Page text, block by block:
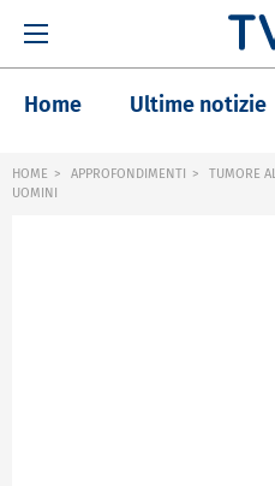
Home Ultime notizie
HOME APPROFONDIMENTI
TUMORE
UOMINI